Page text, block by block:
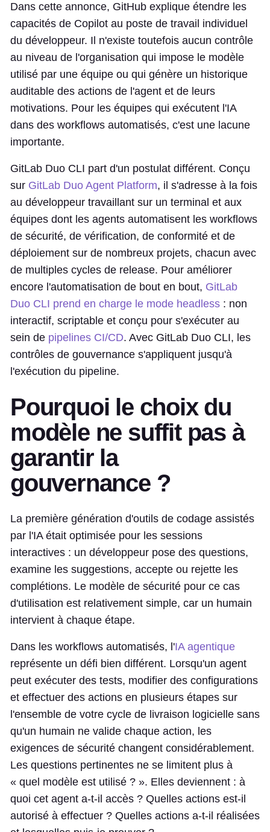
Dans cette annonce, GitHub explique étendre les
capacités de Copilot au poste de travail individuel
du développeur. Il n'existe toutefois aucun contrôle
au niveau de l'organisation qui impose le modèle
utilisé par une équipe ou qui génère un historique
auditable des actions de l'agent et de leurs
motivations. Pour les équipes qui exécutent l'IA
dans des workflows automatisés, c'est une lacune
importante.
GitLab Duo CLI part d'un postulat différent. Conçu
sur GitLab Duo Agent Platform, il s'adresse à la fois
au développeur travaillant sur un terminal et aux
équipes dont les agents automatisent les workflows
de sécurité, de vérification, de conformité et de
déploiement sur de nombreux projets, chacun avec
de multiples cycles de release. Pour améliorer
encore l'automatisation de bout en bout, GitLab
Duo CLI prend en charge le mode headless : non
interactif, scriptable et conçu pour s'exécuter au
sein de pipelines CI/CD. Avec GitLab Duo CLI, les
contrôles de gouvernance s'appliquent jusqu'à
l'exécution du pipeline.
Pourquoi le choix du
modèle ne suffit pas à
garantir la
gouvernance ?
La première génération d'outils de codage assistés
par l'IA était optimisée pour les sessions
interactives : un développeur pose des questions,
examine les suggestions, accepte ou rejette les
complétions. Le modèle de sécurité pour ce cas
d'utilisation est relativement simple, car un humain
intervient à chaque étape.
Dans les workflows automatisés, l'IA agentique
représente un défi bien différent. Lorsqu'un agent
peut exécuter des tests, modifier des configurations
et effectuer des actions en plusieurs étapes sur
l'ensemble de votre cycle de livraison logicielle sans
qu'un humain ne valide chaque action, les
exigences de sécurité changent considérablement.
Les questions pertinentes ne se limitent plus à
« quel modèle est utilisé ? ». Elles deviennent : à
quoi cet agent a-t-il accès ? Quelles actions est-il
autorisé à effectuer ? Quelles actions a-t-il réalisées